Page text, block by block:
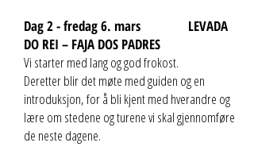
Dag 2 - fredag 6. mars LEVADA
DO REI – FAJA DOS PADRES
Vi starter med lang og god frokost.
Deretter blir det møte med guiden og en
introduksjon, for å bli kjent med hverandre og
lære om stedene og turene vi skal gjennomføre
de neste dagene.